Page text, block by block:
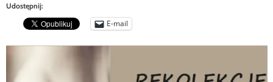
Udostępnij:
E-mail